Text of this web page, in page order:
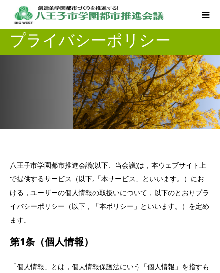
プライバシーポリシー
八王子市学園都市推進会議(以下、当会議)は，本ウェブサイト上
で提供するサービス（以下,「本サービス」といいます。）にお
ける，ユーザーの個人情報の取扱いについて，以下のとおりプラ
イバシーポリシー（以下，「本ポリシー」といいます。）を定め
ます。
第1条（個人情報）
「個人情報」とは，個人情報保護法にいう「個人情報」を指すも